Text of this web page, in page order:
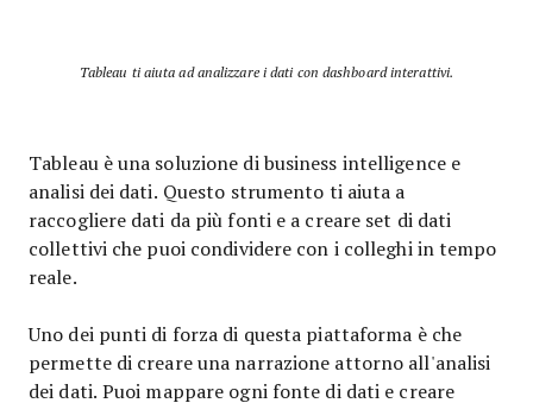
Tableau ti aiuta ad analizzare i dati con dashboard interattivi.
Tableau è una soluzione di business intelligence e
analisi dei dati. Questo strumento ti aiuta a
raccogliere dati da più fonti e a creare set di dati
collettivi che puoi condividere con i colleghi in tempo
reale.
Uno dei punti di forza di questa piattaforma è che
permette di creare una narrazione attorno all'analisi
dei dati. Puoi mappare ogni fonte di dati e creare